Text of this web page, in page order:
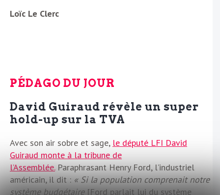
Loïc Le Clerc
PÉDAGO DU JOUR
David Guiraud révèle un super
hold-up sur la TVA
Avec son air sobre et sage, le député LFI David
Guiraud monte à la tribune de
l’Assemblée.Paraphrasant Henry Ford, l’industriel
américain, il dit :« Si la population comprenait notre
système budgétaire[Ford parlait lui du système